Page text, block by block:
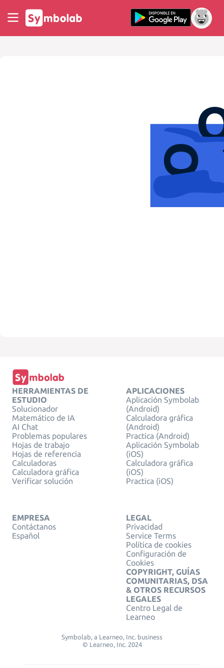
HERRAMIENTAS DE
ESTUDIO
Solucionador
Matemático de IA
AI Chat
Problemas populares
Hojas de trabajo
Hojas de referencia
Calculadoras
Calculadora gráfica
Verificar solución
APLICACIONES
Aplicación Symbolab
(Android)
Calculadora gráfica
(Android)
Practica (Android)
Aplicación Symbolab
(iOS)
Calculadora gráfica
(iOS)
Practica (iOS)
EMPRESA
Contáctanos
Español
LEGAL
Privacidad
Service Terms
Política de cookies
Configuración de
Cookies
COPYRIGHT, GUÍAS
COMUNITARIAS, DSA
& OTROS RECURSOS
LEGALES
Centro Legal de
Learneo
Symbolab, a Learneo, Inc. business
© Learneo, Inc. 2024